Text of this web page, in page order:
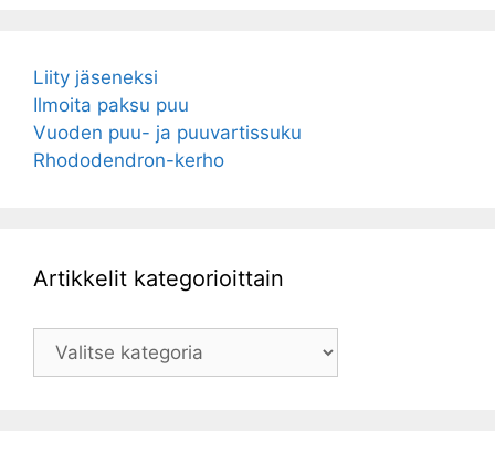
Liity jäseneksi
Ilmoita paksu puu
Vuoden puu- ja puuvartissuku
Rhododendron-kerho
Artikkelit kategorioittain
Artikkelit
kategorioittain